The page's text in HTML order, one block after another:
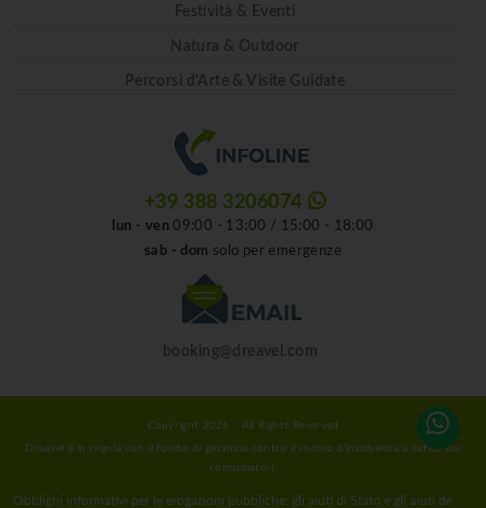
Festività & Eventi
Natura & Outdoor
Percorsi d'Arte & Visite Guidate
+39 388 3206074
lun - ven09:00 - 13:00 / 15:00 - 18:00
sab - dom solo per emergenze
booking@dreavel.com
Copyright 2026 - All Rights Reserved
Dreavel è in regola con il fondo di garanzia contro il rischio d'insolvenza a tutela dei
consumatori.
Obblighi informativi per le erogazioni pubbliche: gli aiuti di Stato e gli aiuti de